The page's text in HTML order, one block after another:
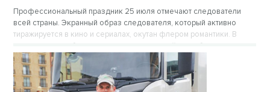
Профессиональный праздник 25 июля отмечают следователи
всей страны. Экранный образ следователя, который активно
тиражируется в кино и сериалах, окутан флером романтики. В
жизни, увы, все более прозаично, но легкой эту работу точно не
назовешь, она требует максимальной самоотдачи, концентрации и
собранности, рассказал в беседе с VN.ru следователь Игорь
Куликов.